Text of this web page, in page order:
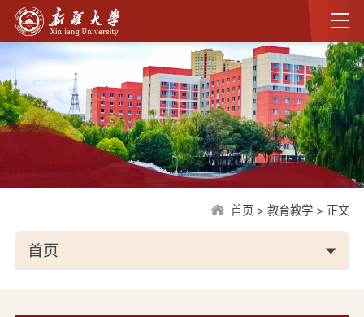
首页 >教育教学 > 正文
首页